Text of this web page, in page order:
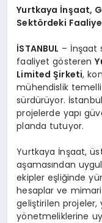
Yurtkaya İnşaat,
Sektördeki
İSTANBUL – İnşaat
faaliyet gösteren
Limited Şirketi,
mühendislik temelli
sürdürüyor.
projelerde yapı
planda tutuyor.
Yurtkaya İnşaat,
aşamasından
ekipler eşliğinde
hesaplar ve
geliştirilen
yönetmeliklerine